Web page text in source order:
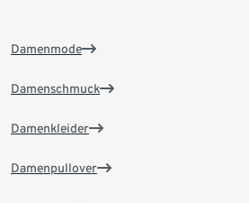
Damenmode
Damenschmuck
Damenkleider
Damenpullover